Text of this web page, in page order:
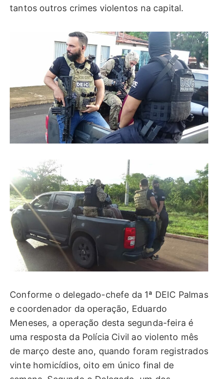
tantos outros crimes violentos na capital.
Conforme o delegado-chefe da 1ª DEIC Palmas
e coordenador da operação, Eduardo
Meneses, a operação desta segunda-feira é
uma resposta da Polícia Civil ao violento mês
de março deste ano, quando foram registrados
vinte homicídios, oito em único final de